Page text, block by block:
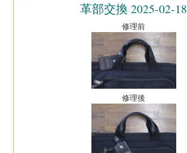
革部交換 2025-02-18
修理前
修理後